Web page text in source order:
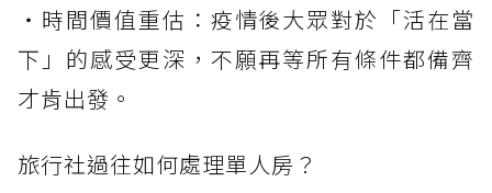
・時間價值重估：疫情後大眾對於「活在當
下」的感受更深，不願再等所有條件都備齊
才肯出發。
旅行社過往如何處理單人房？